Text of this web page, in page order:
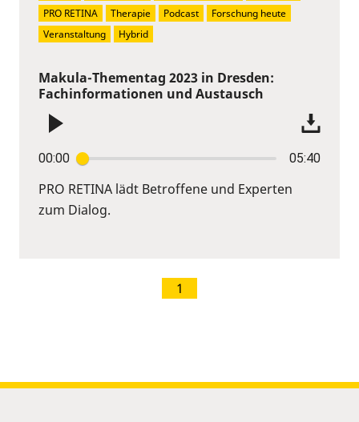
Makula-Thementag 2023 in Dresden:
Fachinformationen und Austausch
00:00 05:40
PRO RETINA lädt Betroffene und Experten
zum Dialog.
PRO RETINA
Therapie Podcast
Forschung heute
Veranstaltung
Hybrid
1